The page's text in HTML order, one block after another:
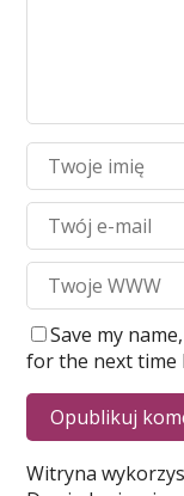
Save my
for the next time
Witryna